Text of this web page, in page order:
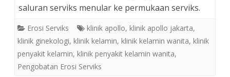
saluran serviks menular ke permukaan serviks.
Erosi Serviks klinik apollo, klinik apollo jakarta,
klinik ginekologi, klinik kelamin, klinik kelamin wanita, klinik
penyakit kelamin, klinik penyakit kelamin wanita,
Pengobatan Erosi Serviks